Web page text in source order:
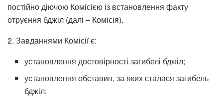
постійно діючою Комісією із встановлення факту
отруєння бджіл (далі – Комісія).
2. Завданнями Комісії є:
установлення достовірності загибелі бджіл;
установлення обставин, за яких сталася загибель
бджіл;